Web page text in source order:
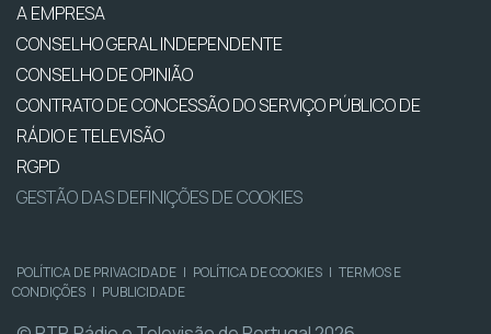
A EMPRESA
CONSELHO GERAL INDEPENDENTE
CONSELHO DE OPINIÃO
CONTRATO DE CONCESSÃO DO SERVIÇO PÚBLICO DE
RÁDIO E TELEVISÃO
RGPD
GESTÃO DAS DEFINIÇÕES DE COOKIES
POLÍTICA DE PRIVACIDADE | POLÍTICA DE COOKIES | TERMOS E
CONDIÇÕES | PUBLICIDADE